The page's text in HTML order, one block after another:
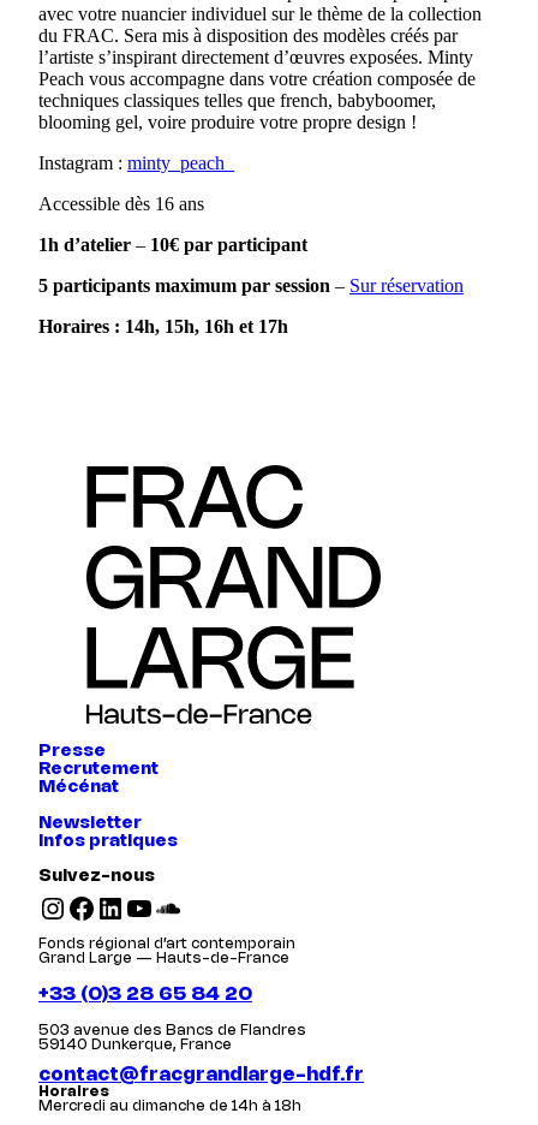
avec votre nuancier individuel sur le thème de la collection
du FRAC. Sera mis à disposition des modèles créés par
l’artiste s’inspirant directement d’œuvres exposées. Minty
Peach vous accompagne dans votre création composée de
techniques classiques telles que french, babyboomer,
blooming gel, voire produire votre propre design !
Instagram : minty_peach_
Accessible dès 16 ans
1h d’atelier – 10€ par participant
5 participants maximum par session – Sur réservation
Horaires : 14h, 15h, 16h et 17h
Presse
Recrutement
Mécénat
Newsletter
Infos pratiques
Suivez-nous
Instagram Facebook LinkedIn YouTube SoundCloud
Fonds régional d’art contemporain
Grand Large — Hauts-de-France
+33 (0)3 28 65 84 20
503 avenue des Bancs de Flandres
59140 Dunkerque, France
contact@fracgrandlarge-hdf.fr
Horaires
Mercredi au dimanche de 14h à 18h